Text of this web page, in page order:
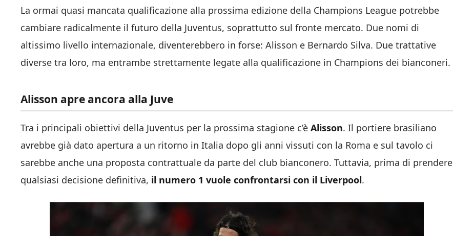
La ormai quasi mancata qualificazione alla prossima edizione della Champions League potrebbe
cambiare radicalmente il futuro della Juventus, soprattutto sul fronte mercato. Due nomi di
altissimo livello internazionale, diventerebbero in forse: Alisson e Bernardo Silva. Due trattative
diverse tra loro, ma entrambe strettamente legate alla qualificazione in Champions dei bianconeri.
Alisson apre ancora alla Juve
Tra i principali obiettivi della Juventus per la prossima stagione c’è Alisson. Il portiere brasiliano
avrebbe già dato apertura a un ritorno in Italia dopo gli anni vissuti con la Roma e sul tavolo ci
sarebbe anche una proposta contrattuale da parte del club bianconero. Tuttavia, prima di prendere
qualsiasi decisione definitiva, il numero 1 vuole confrontarsi con il Liverpool.